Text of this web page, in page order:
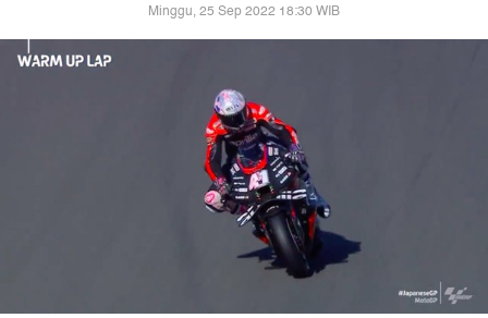
Minggu, 25 Sep 2022 18:30 WIB